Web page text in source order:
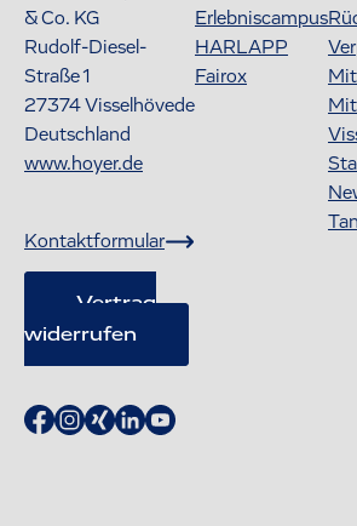
& Co. KG
Rudolf-Diesel-
Straße 1
27374Visselhövede
Deutschland
www.hoyer.de
Kontaktformular
Vertrag
widerrufen
Erlebniscampus
HARLAPP
Fairox